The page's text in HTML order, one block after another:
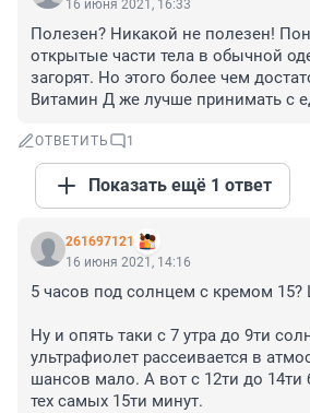
16 июня 2021, 16:33
Полезен? Никакой не полезен!
открытые части тела в обычной
загорят. Но этого более чем
Витамин Д же лучше принимать с
ОТВЕТИТЬ 1
Показать ещё 1 ответ
261697121
16 июня 2021, 14:16
5 часов под солнцем с кремом 15?
Ну и опять таки с 7 утра до 9ти
ультрафиолет рассеивается в
шансов мало. А вот с 12ти до 14ти
тех самых 15ти минут.